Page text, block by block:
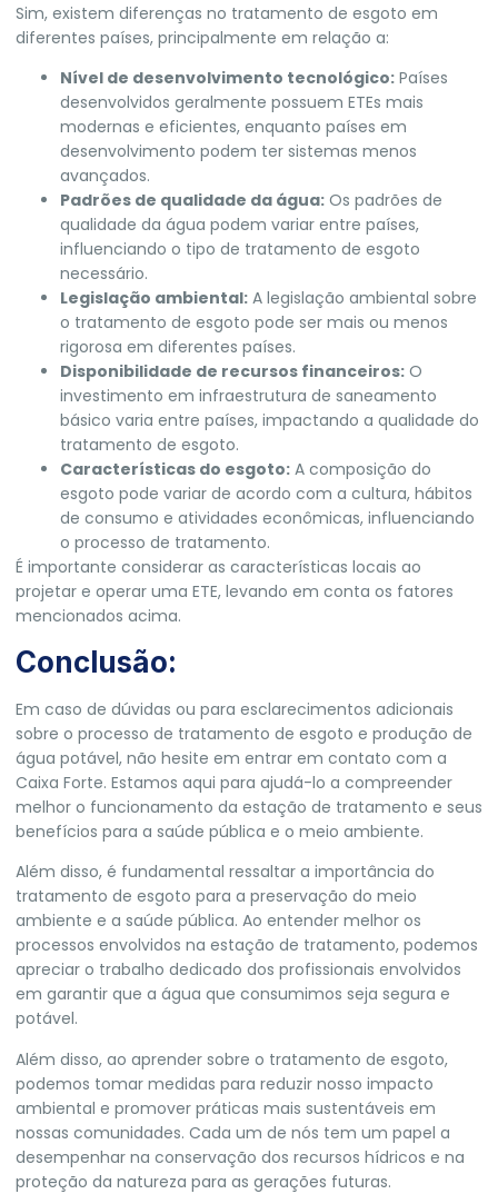
Sim, existem diferenças no tratamento de esgoto em
diferentes países, principalmente em relação a:
Nível de desenvolvimento tecnológico: Países
desenvolvidos geralmente possuem ETEs mais
modernas e eficientes, enquanto países em
desenvolvimento podem ter sistemas menos
avançados.
Padrões de qualidade da água: Os padrões de
qualidade da água podem variar entre países,
influenciando o tipo de tratamento de esgoto
necessário.
Legislação ambiental: A legislação ambiental sobre
o tratamento de esgoto pode ser mais ou menos
rigorosa em diferentes países.
Disponibilidade de recursos financeiros: O
investimento em infraestrutura de saneamento
básico varia entre países, impactando a qualidade do
tratamento de esgoto.
Características do esgoto: A composição do
esgoto pode variar de acordo com a cultura, hábitos
de consumo e atividades econômicas, influenciando
o processo de tratamento.
É importante considerar as características locais ao
projetar e operar uma ETE, levando em conta os fatores
mencionados acima.
Conclusão:
Em caso de dúvidas ou para esclarecimentos adicionais
sobre o processo de tratamento de esgoto e produção de
água potável, não hesite em entrar em contato com a
Caixa Forte. Estamos aqui para ajudá-lo a compreender
melhor o funcionamento da estação de tratamento e seus
benefícios para a saúde pública e o meio ambiente.
Além disso, é fundamental ressaltar a importância do
tratamento de esgoto para a preservação do meio
ambiente e a saúde pública. Ao entender melhor os
processos envolvidos na estação de tratamento, podemos
apreciar o trabalho dedicado dos profissionais envolvidos
em garantir que a água que consumimos seja segura e
potável.
Além disso, ao aprender sobre o tratamento de esgoto,
podemos tomar medidas para reduzir nosso impacto
ambiental e promover práticas mais sustentáveis em
nossas comunidades. Cada um de nós tem um papel a
desempenhar na conservação dos recursos hídricos e na
proteção da natureza para as gerações futuras.